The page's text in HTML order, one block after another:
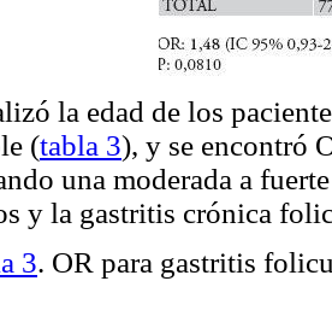
la edad de los
(tabla 3), y se encontró
una moderada a
y la gastritis crónica
3. OR para gastritis